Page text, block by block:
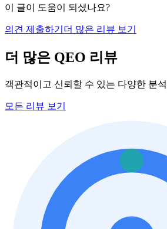
이 글이 도움이 되셨나요?
의견 제출하기 더 많은 리뷰 보기
더 많은 QEO 리뷰
객관적이고 신뢰할 수 있는 다양한 분
모든 리뷰 보기